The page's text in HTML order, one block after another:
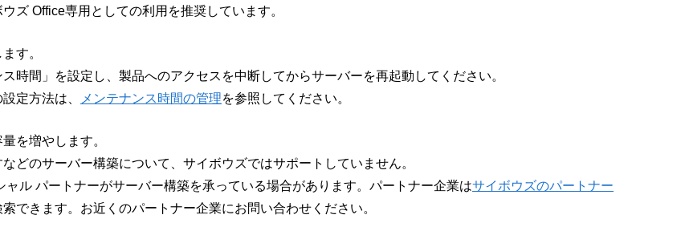
ズ Office専用としての利用を推奨しています。
す。
時間」を設定し、製品へのアクセスを中断してからサーバーを再起動してください。
定方法は、
メンテナンス時間の管理を参照してください。
を増やします。
どのサーバー構築について、サイボウズではサポートしていません。
ャル パートナーがサーバー構築を承っている場合があります。パートナー企業はサイボウズのパートナー
できます。お近くのパートナー企業にお問い合わせください。